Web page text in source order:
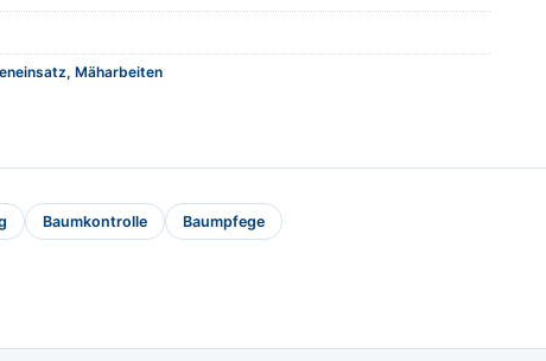
Mäharbeiten
Baumkontrolle Baumpfege